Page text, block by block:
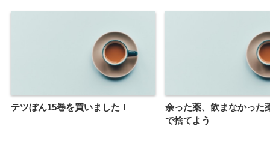
テツぼん15巻を買いました！
余った薬、飲まなかった
で捨てよう